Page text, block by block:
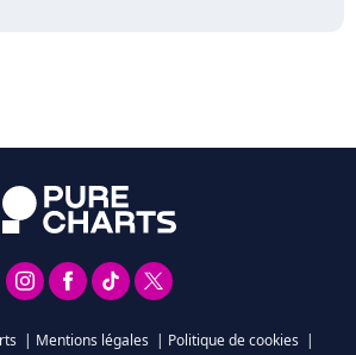
| Mentions légales | Politique de cookies |